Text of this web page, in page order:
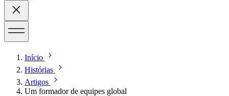
Início
Histórias
Artigos
Um formador de equipes global